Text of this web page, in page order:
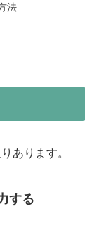
法
あります。
する